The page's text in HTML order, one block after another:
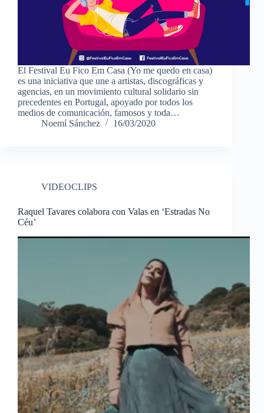
El Festival Eu Fico Em Casa (Yo me quedo en casa)
es una iniciativa que une a artistas, discográficas y
agencias, en un movimiento cultural solidario sin
precedentes en Portugal, apoyado por todos los
medios de comunicación, famosos y toda…
Noemí Sánchez
16/03/2020
VIDEOCLIPS
Raquel Tavares colabora con Valas en ‘Estradas No
Céu’